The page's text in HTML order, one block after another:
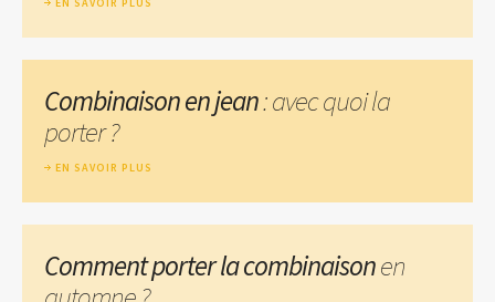
Combinaison en jean: avec quoi la
porter ?
EN SAVOIR PLUS
Comment porter la combinaisonen